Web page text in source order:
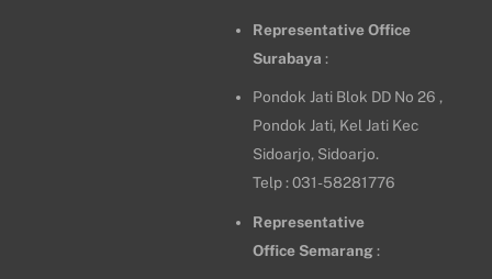
Representative Office
Surabaya :
Pondok Jati Blok DD No 26 ,
Pondok Jati, Kel Jati Kec
Sidoarjo, Sidoarjo.
Telp : 031-58281776
Representative
Office Semarang :